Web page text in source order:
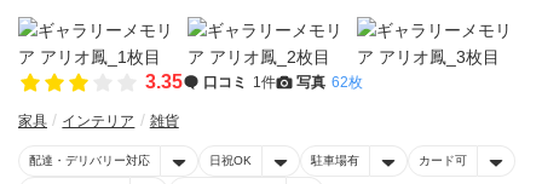
3.35 口コミ 1件 写真 62枚
家具 インテリア 雑貨
配達・デリバリー対応 日祝OK 駐車場有 カード可